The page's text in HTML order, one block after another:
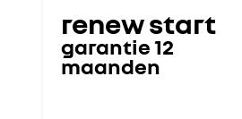
renew start
garantie12
maanden